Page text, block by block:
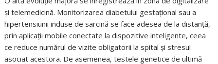
și telemedicină. Monitorizarea diabetului gestațional sau a
hipertensiunii induse de sarcină se face adesea de la distanță,
prin aplicații mobile conectate la dispozitive inteligente, ceea
ce reduce numărul de vizite obligatorii la spital și stresul
asociat acestora. De asemenea, testele genetice de ultimă